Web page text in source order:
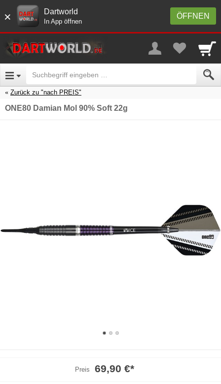
× ÖFFNEN
Dartworld
In App öffnen
Zurück zu "nach PREIS"
ONE80 Damian Mol 90% Soft 22g
Preis 69,90 €*